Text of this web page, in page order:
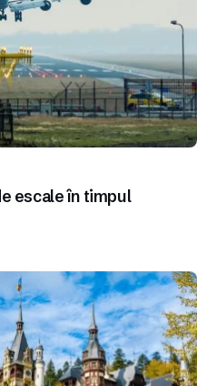
escale în timpul